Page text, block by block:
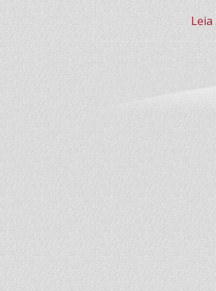
Leia